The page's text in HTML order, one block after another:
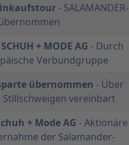
- SALAMANDER-
+ MODE AG - Durch
Verbundgruppe
übernommen - Über
vereinbart
+ Mode AG - Aktionäre
der Salamander-